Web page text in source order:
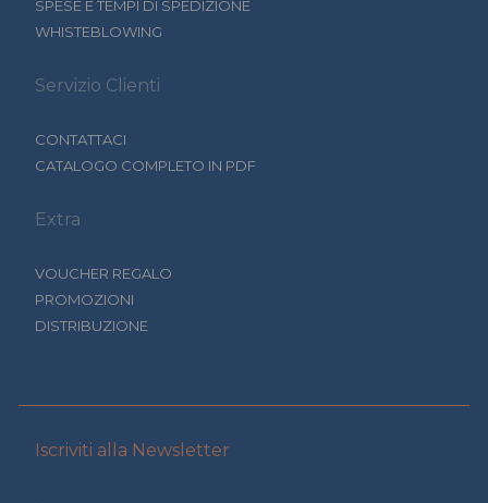
SPESE E TEMPI DI SPEDIZIONE
WHISTEBLOWING
Servizio Clienti
CONTATTACI
CATALOGO COMPLETO IN PDF
Extra
VOUCHER REGALO
PROMOZIONI
DISTRIBUZIONE
Iscriviti alla Newsletter